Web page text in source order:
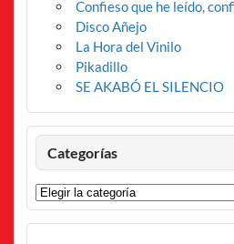
Confieso que he leído,
Disco Añejo
La Hora del Vinilo
Pikadillo
SE AKABÓ EL SILENCIO
Categorías
Categorías